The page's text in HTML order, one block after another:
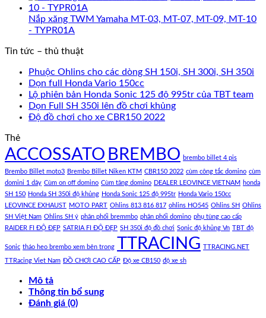
Nắp xăng TWM Yamaha MT-03, MT-07, MT-09, MT-10
- TYPR01A
Tin tức – thủ thuật
Phuộc Ohlins cho các dòng SH 150i, SH 300i, SH 350i
Dọn full Honda Vario 150cc
Lộ phiên bản Honda Sonic 125 độ 995tr của TBT team
Dọn Full SH 350i lên đồ chơi khủng
Độ đồ chơi cho xe CBR150 2022
Thẻ
ACCOSSATO BREMBO brembo billet 4 pis
Brembo Billet moto3 Brembo Billet Niken KTM CBR150 2022 cùm công tắc domino cùm
domini 1 dây Cùm on off domino Cùm tăng domino DEALER LEOVINCE VIETNAM honda
SH 150 Honda SH 350i độ khủng Honda Sonic 125 độ 995tr Honda Vario 150cc
LEOVINCE EXHAUST MOTO PART Ohlins 813 816 817 ohlins HO545 Ohlins SH Ohlins
SH Việt Nam Ohlins SH ý phân phối bremmbo phân phối domino phụ tùng cao cấp
RAIDER FI ĐỘ ĐẸP SATRIA FI ĐỘ ĐẸP SH 350i độ đồ chơi Sonic độ khủng Vn TBT độ
Sonic tháo heo brembo xem bên trong TTRACING TTRACING.NET
TTRacing Viet Nam ĐỒ CHƠI CAO CẤP Độ xe CB150 độ xe sh
Mô tả
Thông tin bổ sung
Đánh giá (0)